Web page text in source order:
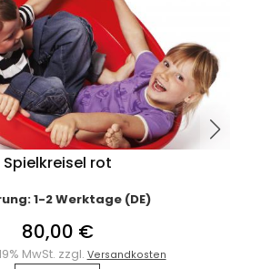
Spielkreisel rot
1-2 Werktage (DE)
80,00 €
MwSt. zzgl. Versandkosten